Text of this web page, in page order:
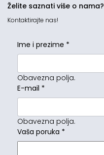
Želite saznati više o nama?
Kontaktirajte nas!
Ime i prezime *
Obavezna polja.
E-mail *
Obavezna polja.
Vaša poruka *